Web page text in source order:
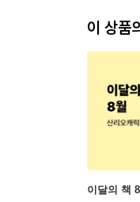
이 상품
이달의 책